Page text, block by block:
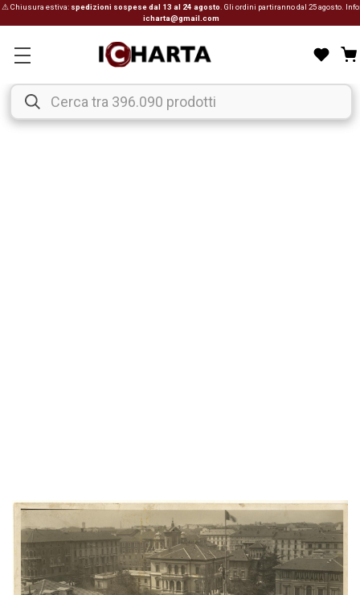
⚠ Chiusura estiva: spedizioni sospese dal 13 al 24 agosto . Gli ordini partiranno dal 25 agosto. Info:
icharta@gmail.com